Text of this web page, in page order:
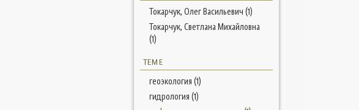
Токарчук, Олег Васильевич (1)
Токарчук, Светлана Михайловна
(1)
ТЕМЕ
геоэкология (1)
гидрология (1)